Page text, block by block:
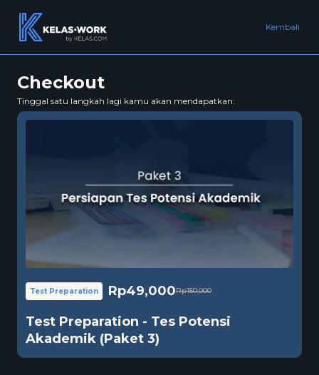
Kembali
Checkout
Tinggal satu langkah lagi kamu akan mendapatkan:
Rp49,000Rp150,000
Test Preparation
Test Preparation - Tes Potensi
Akademik (Paket 3)